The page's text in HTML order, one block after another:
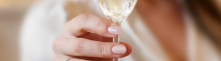
+49 39292 929695
Montag - Freitag : 8:30 - 17:00 Uhr
Samstag - Sonntag : 8:30 - 13:00 Uhr